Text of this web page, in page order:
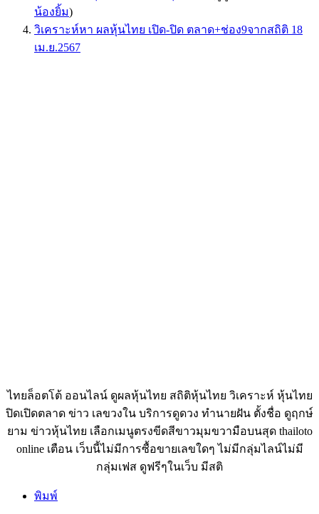
น้องยิ้ม)
วิเคราะห์หา ผลหุ้นไทย เปิด-ปิด ตลาด+ช่อง9จากสถิติ 18
เม.ย.2567
ไทยล็อตโต้ ออนไลน์ ดูผลหุ้นไทย สถิติหุ้นไทย วิเคราะห์ หุ้นไทย
ปิดเปิดตลาด ข่าว เลขวงใน บริการดูดวง ทำนายฝัน ตั้งชื่อ ดูฤกษ์
ยาม ข่าวหุ้นไทย เลือกเมนูตรงขีดสีขาวมุมขวามือบนสุด thailoto
online เตือน เว็บนี้ไม่มีการซื้อขายเลขใดๆ ไม่มีกลุ่มไลน์ไม่มี
กลุ่มเฟส ดูฟรีๆในเว็บ มีสติ
พิมพ์